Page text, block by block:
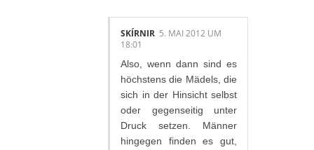
SKÍRNIR 5. MAI 2012 UM
18:01
Also, wenn dann sind es
höchstens die Mädels, die
sich in der Hinsicht selbst
oder gegenseitig unter
Druck setzen. Männer
hingegen finden es gut,